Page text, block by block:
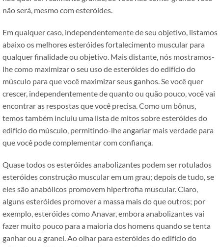
não será, mesmo com esteróides.
Em qualquer caso, independentemente de seu objetivo, listamos
abaixo os melhores esteróides fortalecimento muscular para
qualquer finalidade ou objetivo. Mais distante, nós mostramos-
lhe como maximizar o seu uso de esteróides do edifício do
músculo para que você maximizar seus ganhos. Se você quer
crescer, independentemente de quanto ou quão pouco, você vai
encontrar as respostas que você precisa. Como um bônus,
temos também incluiu uma lista de mitos sobre esteróides do
edifício do músculo, permitindo-lhe angariar mais verdade para
que você pode complementar com confiança.
Quase todos os esteróides anabolizantes podem ser rotulados
esteróides construção muscular em um grau; depois de tudo, se
eles são anabólicos promovem hipertrofia muscular. Claro,
alguns esteróides promover a massa mais do que outros; por
exemplo, esteróides como Anavar, embora anabolizantes vai
fazer muito pouco para a maioria dos homens quando se tenta
ganhar ou a granel. Ao olhar para esteróides do edifício do